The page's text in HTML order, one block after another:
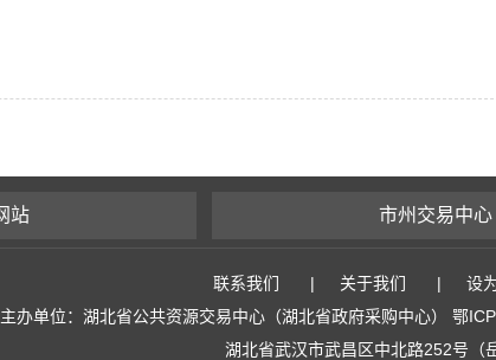
站 市州交易中心
联系我们 | 关于我们 | 设
主办单位：湖北省公共资源交易中心（湖北省政府采购中心） 鄂
湖北省武汉市武昌区中北路252号（